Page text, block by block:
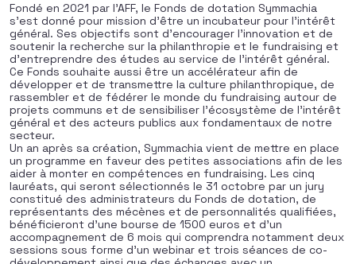
Fondé en 2021 par l’AFF, le Fonds de dotation Symmachia
s’est donné pour mission d’être un incubateur pour l’intérêt
général. Ses objectifs sont d’encourager l’innovation et de
soutenir la recherche sur la philanthropie et le fundraising et
d’entreprendre des études au service de l’intérêt général.
Ce Fonds souhaite aussi être un accélérateur afin de
développer et de transmettre la culture philanthropique, de
rassembler et de fédérer le monde du fundraising autour de
projets communs et de sensibiliser l’écosystème de l’intérêt
général et des acteurs publics aux fondamentaux de notre
secteur.
Un an après sa création, Symmachia vient de mettre en place
un programme en faveur des petites associations afin de les
aider à monter en compétences en fundraising. Les cinq
lauréats, qui seront sélectionnés le 31 octobre par un jury
constitué des administrateurs du Fonds de dotation, de
représentants des mécènes et de personnalités qualifiées,
bénéficieront d’une bourse de 1500 euros et d’un
accompagnement de 6 mois qui comprendra notamment deux
sessions sous forme d’un webinar et trois séances de co-